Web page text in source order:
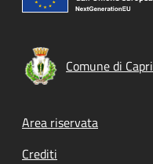
Comune di Capri
Footer menu
Area riservata
Crediti